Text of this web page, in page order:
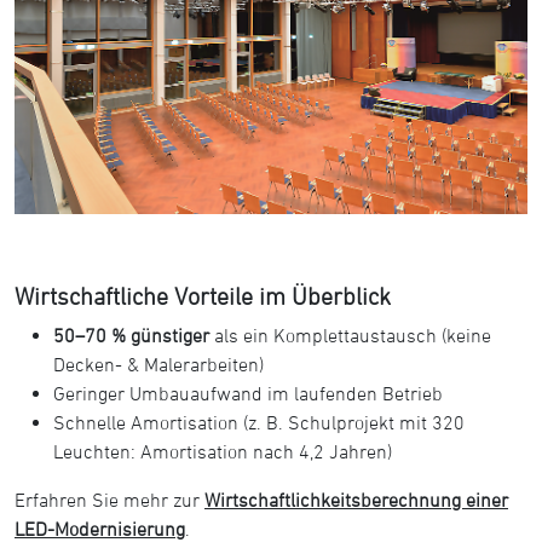
Wirtschaftliche Vorteile im Überblick
50–70 % günstigerals ein Komplettaustausch (keine
Decken- & Malerarbeiten)
Geringer Umbauaufwand im laufenden Betrieb
Schnelle Amortisation (z. B. Schulprojekt mit 320
Leuchten: Amortisation nach 4,2 Jahren)
Erfahren Sie mehr zur Wirtschaftlichkeitsberechnung einer
LED-Modernisierung